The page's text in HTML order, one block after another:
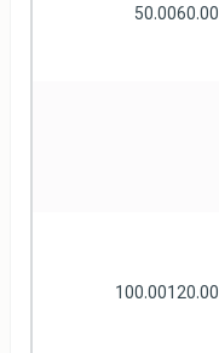
50.0060.00
100.00120.00